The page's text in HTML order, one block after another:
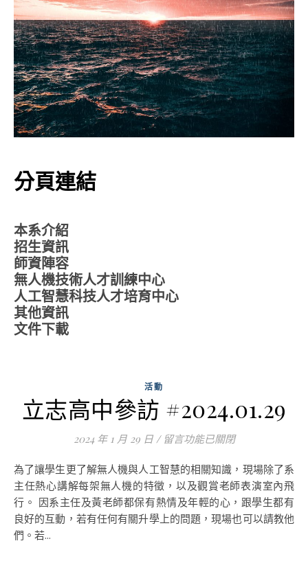
分頁連結
本系介紹
招生資訊
師資陣容
無人機技術人才訓練中心
人工智慧科技人才培育中心
其他資訊
文件下載
活動
立志高中參訪 #2024.01.29
2024 年 1 月 29 日 / 在〈立志高中參訪 #2024.01.29
留言功能已關閉
為了讓學生更了解無人機與人工智慧的相關知識，現場除了系
主任熱心講解每架無人機的特徵，以及觀賞老師表演室內飛
行。 因系主任及黃老師都保有熱情及年輕的心，跟學生都有
良好的互動，若有任何有關升學上的問題，現場也可以請教他
們。若...